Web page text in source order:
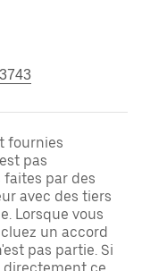
fournies
pas
par des
avec des tiers
Lorsque vous
un accord
pas partie. Si